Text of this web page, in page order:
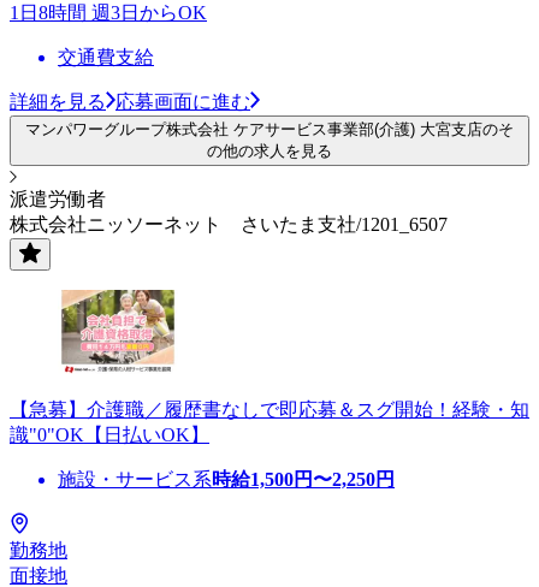
1日8時間 週3日からOK
交通費支給
詳細を見る 応募画面に進む
マンパワーグループ株式会社 ケアサービス事業部(介護) 大宮支店のそ
の他の求人を見る
派遣労働者
株式会社ニッソーネット さいたま支社/1201_6507
【急募】介護職／履歴書なしで即応募＆スグ開始！経験・知
識"0"OK【日払いOK】
施設・サービス系時給1,500円〜2,250円
勤務地
面接地